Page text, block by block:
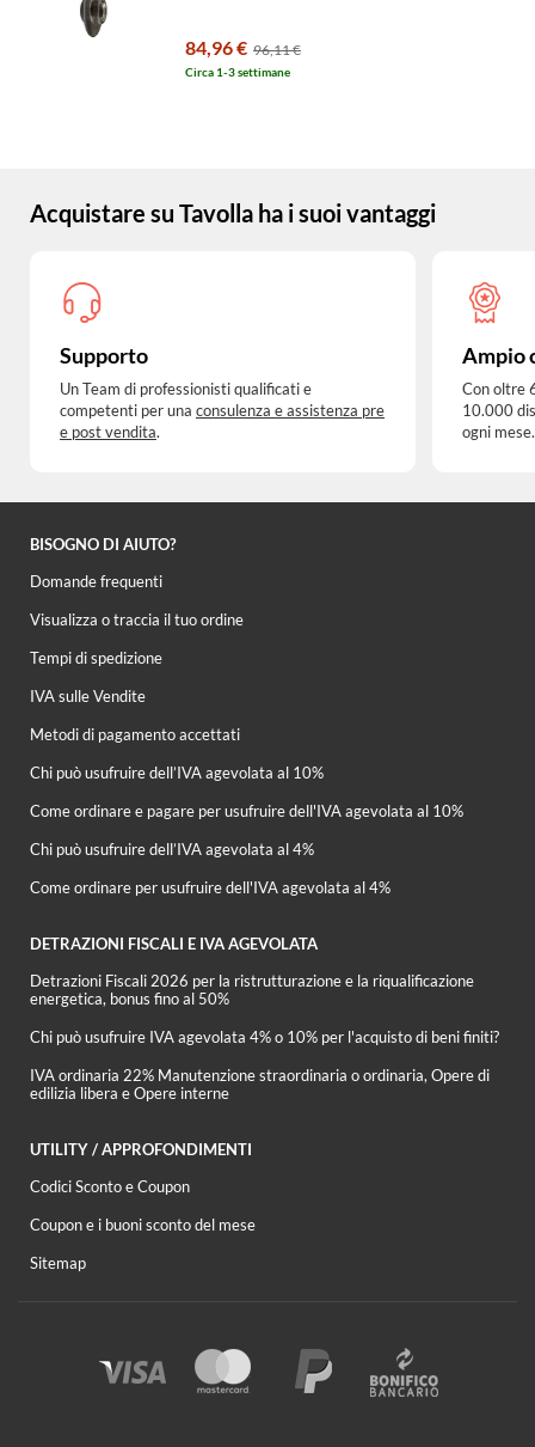
84,96 € 96,11 €
Circa 1-3 settimane
Acquistare su Tavolla ha i suoi vantaggi
Supporto
Un Team di professionisti qualificati e
competenti per una consulenza e assistenza pre
e post vendita.
Ampio
Con oltre
10.000
ogni mese.
BISOGNO DI AIUTO?
Domande frequenti
Visualizza o traccia il tuo ordine
Tempi di spedizione
IVA sulle Vendite
Metodi di pagamento accettati
Chi può usufruire dell’IVA agevolata al 10%
Come ordinare e pagare per usufruire dell'IVA agevolata al 10%
Chi può usufruire dell’IVA agevolata al 4%
Come ordinare per usufruire dell'IVA agevolata al 4%
DETRAZIONI FISCALI E IVA AGEVOLATA
Detrazioni Fiscali 2026 per la ristrutturazione e la riqualificazione
energetica, bonus fino al 50%
Chi può usufruire IVA agevolata 4% o 10% per l'acquisto di beni finiti?
IVA ordinaria 22% Manutenzione straordinaria o ordinaria, Opere di
edilizia libera e Opere interne
UTILITY / APPROFONDIMENTI
Codici Sconto e Coupon
Coupon e i buoni sconto del mese
Sitemap